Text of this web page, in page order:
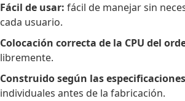
Fácil de usar: fácil de manejar sin
cada usuario.
Colocación correcta de la CPU del
libremente.
Construido según las
individuales antes de la fabricación.